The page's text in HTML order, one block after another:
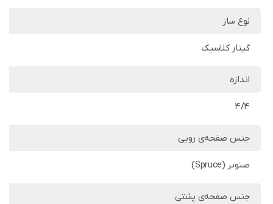
نوع ساز
گیتار کلاسیک
اندازه
4/4
جنس صفحه‌ی رویی
صنوبر (Spruce)
جنس صفحه‌ی پشتی